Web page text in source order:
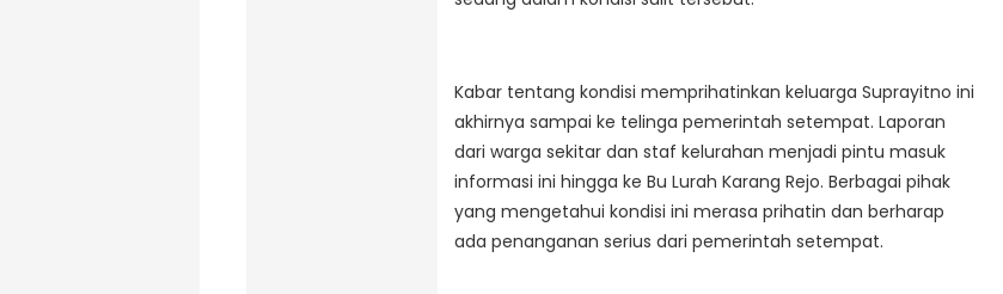
Kabar tentang kondisi memprihatinkan keluarga Suprayitno ini
akhirnya sampai ke telinga pemerintah setempat. Laporan
dari warga sekitar dan staf kelurahan menjadi pintu masuk
informasi ini hingga ke Bu Lurah Karang Rejo. Berbagai pihak
yang mengetahui kondisi ini merasa prihatin dan berharap
ada penanganan serius dari pemerintah setempat.